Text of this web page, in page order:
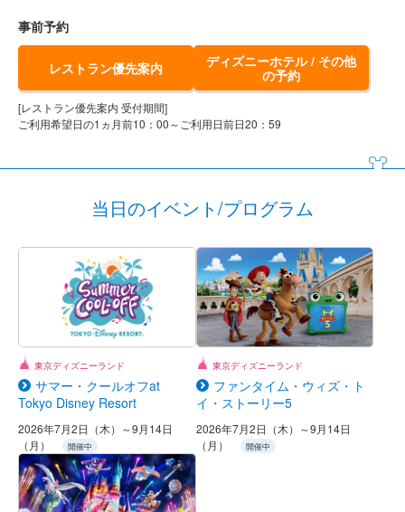
事前予約
レストラン優先案内
ディズニーホテル / その他
の予約
[レストラン優先案内 受付期間]
ご利用希望日の1ヵ月前10：00～ご利用日前日20：59
当日のイベント/プログラム
東京ディズニーランド
サマー・クールオフat
Tokyo Disney Resort
2026年7月2日（木）～9月14日
（月）
開催中
東京ディズニーランド
ファンタイム・ウィズ・ト
イ・ストーリー5
2026年7月2日（木）～9月14日
（月）
開催中